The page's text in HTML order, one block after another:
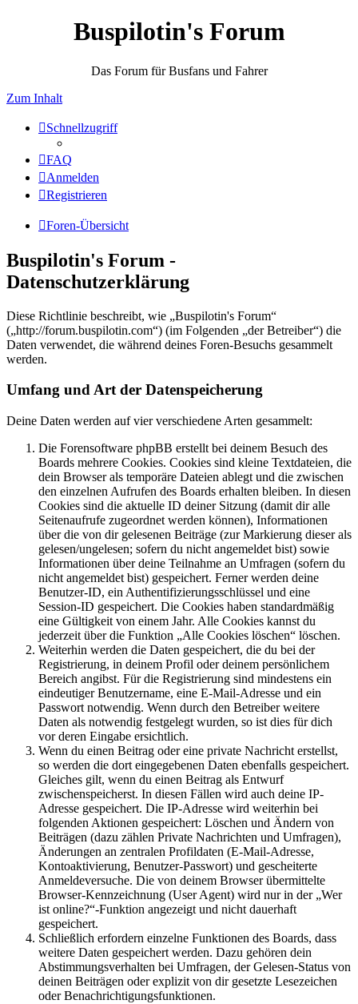
Buspilotin's Forum
Das Forum für Busfans und Fahrer
Zum Inhalt
Schnellzugriff
FAQ
Anmelden
Registrieren
Foren-Übersicht
Buspilotin's Forum -
Datenschutzerklärung
Diese Richtlinie beschreibt, wie „Buspilotin's Forum“
(„http://forum.buspilotin.com“) (im Folgenden „der Betreiber“) die
Daten verwendet, die während deines Foren-Besuchs gesammelt
werden.
Umfang und Art der Datenspeicherung
Deine Daten werden auf vier verschiedene Arten gesammelt:
Die Forensoftware phpBB erstellt bei deinem Besuch des
Boards mehrere Cookies. Cookies sind kleine Textdateien, die
dein Browser als temporäre Dateien ablegt und die zwischen
den einzelnen Aufrufen des Boards erhalten bleiben. In diesen
Cookies sind die aktuelle ID deiner Sitzung (damit dir alle
Seitenaufrufe zugeordnet werden können), Informationen
über die von dir gelesenen Beiträge (zur Markierung dieser als
gelesen/ungelesen; sofern du nicht angemeldet bist) sowie
Informationen über deine Teilnahme an Umfragen (sofern du
nicht angemeldet bist) gespeichert. Ferner werden deine
Benutzer-ID, ein Authentifizierungsschlüssel und eine
Session-ID gespeichert. Die Cookies haben standardmäßig
eine Gültigkeit von einem Jahr. Alle Cookies kannst du
jederzeit über die Funktion „Alle Cookies löschen“ löschen.
Weiterhin werden die Daten gespeichert, die du bei der
Registrierung, in deinem Profil oder deinem persönlichem
Bereich angibst. Für die Registrierung sind mindestens ein
eindeutiger Benutzername, eine E-Mail-Adresse und ein
Passwort notwendig. Wenn durch den Betreiber weitere
Daten als notwendig festgelegt wurden, so ist dies für dich
vor deren Eingabe ersichtlich.
Wenn du einen Beitrag oder eine private Nachricht erstellst,
so werden die dort eingegebenen Daten ebenfalls gespeichert.
Gleiches gilt, wenn du einen Beitrag als Entwurf
zwischenspeicherst. In diesen Fällen wird auch deine IP-
Adresse gespeichert. Die IP-Adresse wird weiterhin bei
folgenden Aktionen gespeichert: Löschen und Ändern von
Beiträgen (dazu zählen Private Nachrichten und Umfragen),
Änderungen an zentralen Profildaten (E-Mail-Adresse,
Kontoaktivierung, Benutzer-Passwort) und gescheiterte
Anmeldeversuche. Die von deinem Browser übermittelte
Browser-Kennzeichnung (User Agent) wird nur in der „Wer
ist online?“-Funktion angezeigt und nicht dauerhaft
gespeichert.
Schließlich erfordern einzelne Funktionen des Boards, dass
weitere Daten gespeichert werden. Dazu gehören dein
Abstimmungsverhalten bei Umfragen, der Gelesen-Status von
deinen Beiträgen oder explizit von dir gesetzte Lesezeichen
oder Benachrichtigungsfunktionen.